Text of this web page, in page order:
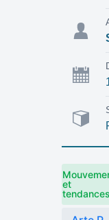
et
tendances